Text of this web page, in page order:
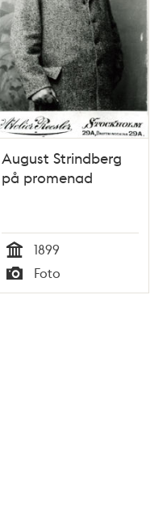
August Strindberg
på promenad
Tid
1899
Typ
Foto